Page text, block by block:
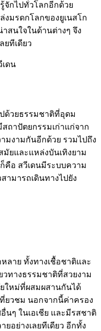
จักไปทั่วโลกอีกด้วย
งมรดกโลกของยูเนสโก
สนใจในด้านต่างๆ จึง
ยทีเดียว
ด้วยธรรมชาติที่อุดม
ถาปัตยกรรมเก่าแก่จาก
มงามกันอีกด้วย รวมไปถึง
มัยและแหล่งบันเทิงยาม
คือ สวีเดนมีระบบความ
ามารถเดินทางไปยัง
ลาย ทั้งทางเชื้อชาติและ
ทางธรรมชาติที่สวยงาม
ใหม่ที่ผสมผสานกันได้
ยวชม นอกจากนี้ค่าครอง
นๆ ในเอเชีย และมีรสชาติ
อย่างเลยทีเดียว อีกทั้ง